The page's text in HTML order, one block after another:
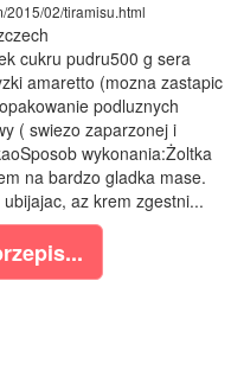
2015/02/tiramisu.html
cukru pudru500 g sera
amaretto (mozna zastapic
podluznych
( swiezo zaparzonej i
wykonania:Żoltka
na bardzo gladka mase.
az krem zgestni...